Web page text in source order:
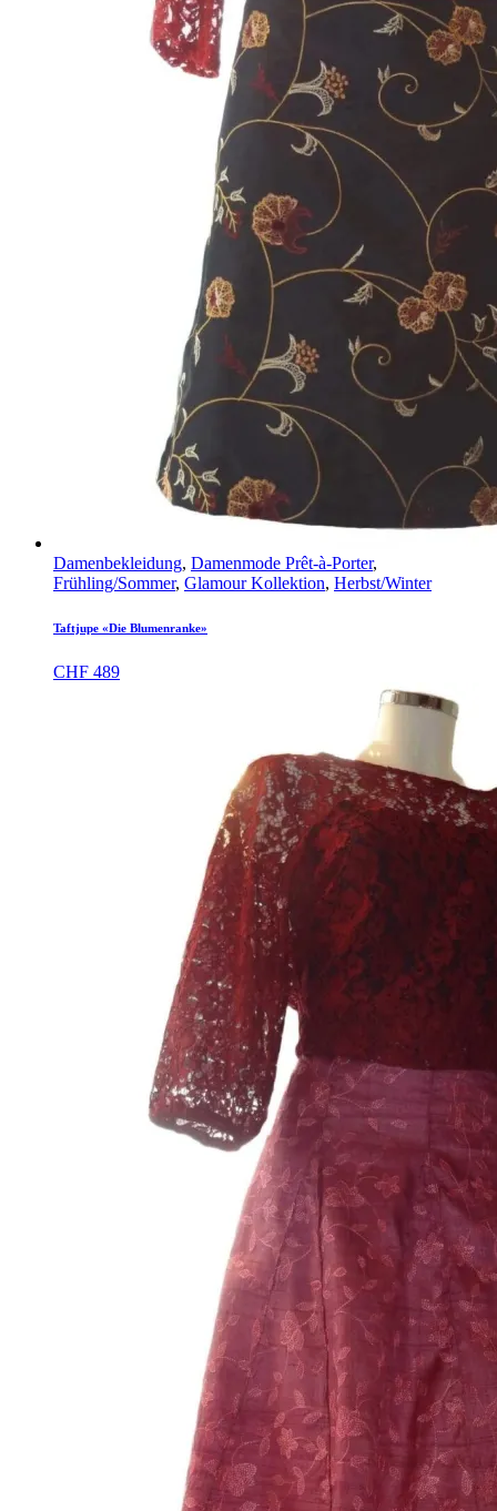
Damenbekleidung, Damenmode Prêt-à-Porter,
Frühling/Sommer, Glamour Kollektion, Herbst/Winter
Taftjupe «Die Blumenranke»
CHF 489